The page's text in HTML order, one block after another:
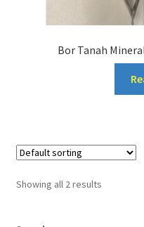
Bor Tanah
Showing all 2 results